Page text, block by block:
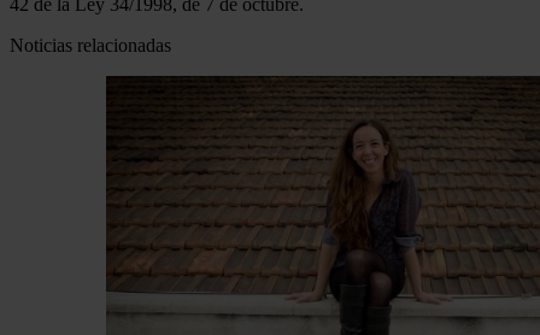
42 de la Ley 34/1998, de 7 de octubre.
Noticias relacionadas